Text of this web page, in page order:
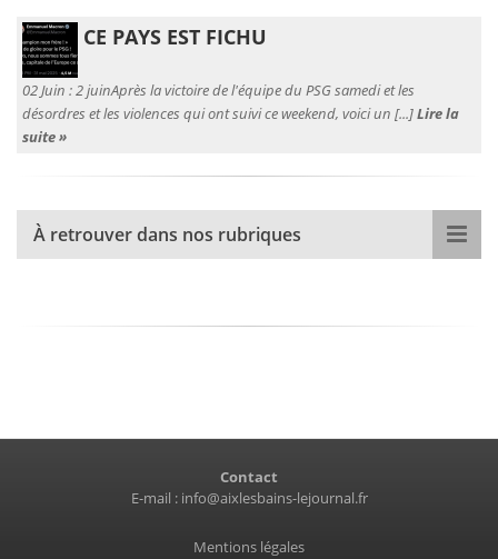
CE PAYS EST FICHU
02 Juin :2 juinAprès la victoire de l'équipe du PSG samedi et les
désordres et les violences qui ont suivi ce weekend, voici un [...]Lire la
suite »
À retrouver dans nos rubriques
Contact
E-mail : info@aixlesbains-lejournal.fr
Mentions légales